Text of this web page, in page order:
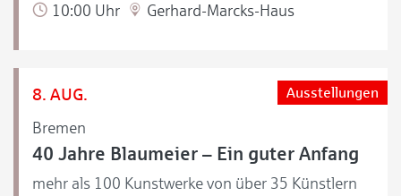
10:00 Uhr
Gerhard-Marcks-Haus
8. AUG.
Bremen
Ausstellungen
40 Jahre Blaumeier – Ein guter Anfang
mehr als 100 Kunstwerke von über 35 Künstlern